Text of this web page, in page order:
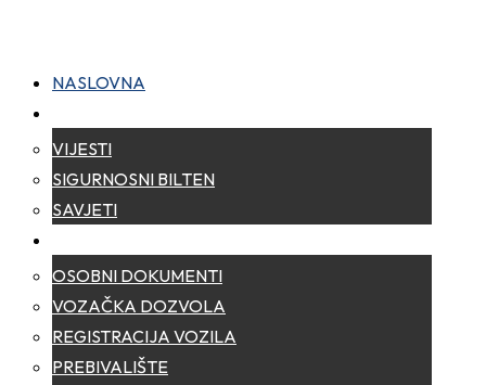
NASLOVNA
VIJESTI
SIGURNOSNI BILTEN
SAVJETI
OSOBNI DOKUMENTI
VOZAČKA DOZVOLA
REGISTRACIJA VOZILA
PREBIVALIŠTE